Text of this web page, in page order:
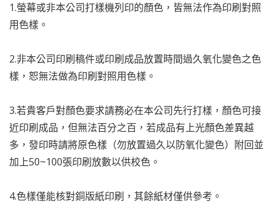
1.螢幕或非本公司打樣機列印的顏色，皆無法作為印刷對照
用色樣。
2.非本公司印刷稿件或印刷成品放置時間過久氧化變色之色
樣，恕無法做為印刷對照用色樣。
3.若貴客戶對顏色要求請務必在本公司先行打樣，顏色可接
近印刷成品，但無法百分之百，若成品有上光顏色差異越
多，發印時請將原色樣（勿放置過久以防氧化變色）附回並
加上50~100張印刷放數以供校色。
4.色樣僅能核對銅版紙印刷，其餘紙材僅供參考。